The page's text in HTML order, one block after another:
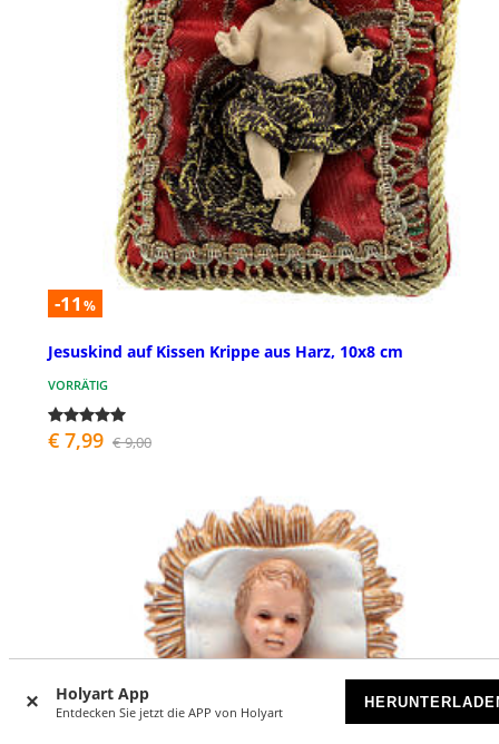
Holyart App
Entdecken Sie jetzt die APP von Holyart
-11 %
Jesuskind auf Kissen Krippe aus Harz, 10x8 cm
VORRÄTIG
€ 7,99 € 9,00